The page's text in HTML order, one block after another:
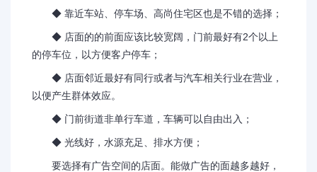
◆ 靠近车站、停车场、高尚住宅区也是不错的选择；
◆ 店面的的前面应该比较宽阔，门前最好有2个以上
的停车位，以方便客户停车；
◆ 店面邻近最好有同行或者与汽车相关行业在营业，
以便产生群体效应。
◆ 门前街道非单行车道，车辆可以自由出入；
◆ 光线好，水源充足、排水方便；
要选择有广告空间的店面。能做广告的面越多越好，